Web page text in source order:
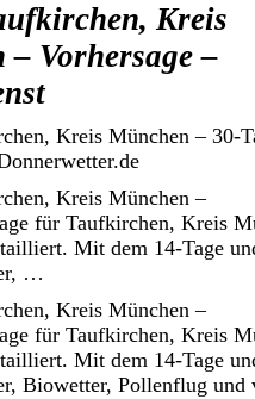
Kreis
– Vorhersage –
Kreis München – 30-
Kreis München –
für Taufkirchen, Kreis
Mit dem 14-Tage
…
Kreis München –
für Taufkirchen, Kreis
Mit dem 14-Tage
Biowetter, Pollenflug und